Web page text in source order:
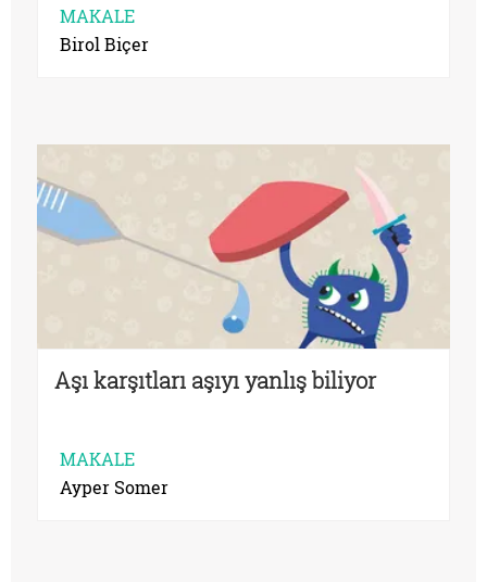
MAKALE
Birol Biçer
Aşı karşıtları aşıyı yanlış biliyor
MAKALE
Ayper Somer